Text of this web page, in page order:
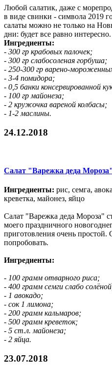
Любой салатик, даже с
в виде свинки - символа 2019
салаты можно не только на
дни: будет все равно интересно.
Ингредиенты:
- 300 гр крабовых палочек;
- 300 гр слабосоленая горбуша;
- 250-300 гр варено-
- 3-4 помидора;
- 0,5 банки консервированной
- 100 гр майонеза;
- 2 кружочка вареной колбасы;
- 1-2 маслины.
24.12.2018
Салат "Варежка деда Мороза"
Ингредиенты: рис, семга,
креветка, майонез, яйцо
Салат "Варежка деда Мороза"
моего праздничного
приготовления очень простой.
попробовать.
Ингредиенты:
- 100 грамм отварного риса;
- 400 грамм семги слабо
- 1 авокадо;
- сок 1 лимона;
- 200 грамм кальмаров;
- 500 грамм креветок;
- 5 ст.л. майонеза;
- 2 яйца.
23.07.2018